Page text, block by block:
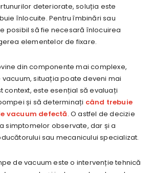
deteriorate, soluția este
înlocuite. Pentru îmbinări sau
posibil să fie necesară înlocuirea
elementelor de fixare.
din componente mai complexe,
situația poate deveni mai
context, este esențial să evaluați
și să determinați când trebuie
vacuum defectă. O astfel de decizie
simptomelor observate, dar și a
sau mecanicului specializat.
de vacuum este o intervenție tehnică